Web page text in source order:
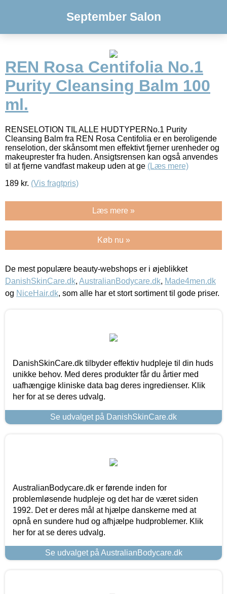
September Salon
REN Rosa Centifolia No.1
Purity Cleansing Balm 100
ml.
RENSELOTION TIL ALLE HUDTYPERNo.1 Purity
Cleansing Balm fra REN Rosa Centifolia er en beroligende
renselotion, der skånsomt men effektivt fjerner urenheder og
makeuprester fra huden. Ansigtsrensen kan også anvendes
til at fjerne vandfast makeup uden at ge (Læs mere)
189 kr. (Vis fragtpris)
Læs mere »
Køb nu »
De mest populære beauty-webshops er i øjeblikket
DanishSkinCare.dk, AustralianBodycare.dk, Made4men.dk
og NiceHair.dk, som alle har et stort sortiment til gode priser.
DanishSkinCare.dk tilbyder effektiv hudpleje til din huds
unikke behov. Med deres produkter får du årtier med
uafhængige kliniske data bag deres ingredienser. Klik
her for at se deres udvalg.
Se udvalget på DanishSkinCare.dk
AustralianBodycare.dk er førende inden for
problemløsende hudpleje og det har de været siden
1992. Det er deres mål at hjælpe danskerne med at
opnå en sundere hud og afhjælpe hudproblemer. Klik
her for at se deres udvalg.
Se udvalget på AustralianBodycare.dk